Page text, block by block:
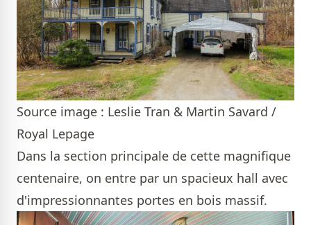
Source image : Leslie Tran & Martin Savard /
Royal Lepage
Dans la section principale de cette magnifique
centenaire, on entre par un spacieux hall avec
d'impressionnantes portes en bois massif.